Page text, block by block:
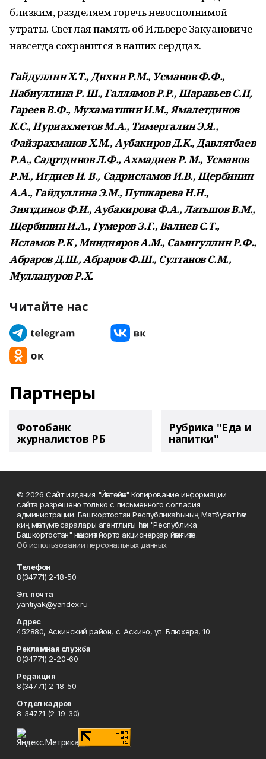
близким, разделяем горечь невосполнимой
утраты. Светлая память об Ильвере Закуановиче
навсегда сохранится в наших сердцах.
Гайдуллин Х.Т., Дихин Р.М., Усманов Ф.Ф.,
Набиуллина Р. Ш., Галлямов Р.Р., Шаравьев С.П,
Гареев В.Ф., Мухаматшин И.М., Ямалетдинов
К.С., Нуриахметов М.А., Тимергалин Э.Я.,
Файзрахманов Х.М., Аубакиров Д.К., Давлятбаев
Р.А., Садртдинов Л.Ф., Ахмадиев Р. М., Усманов
Р.М., Игдиев И. В., Садрисламов И.В., Щербинин
А.А., Гайдуллина Э.М., Пушкарева Н.Н.,
Зиятдинов Ф.И., Аубакирова Ф.А., Латыпов В.М.,
Щербинин И.А., Гумеров З.Г., Валиев С.Т.,
Исламов Р.К , Миндияров А.М., Самигуллин Р.Ф.,
Абраров Д.Ш., Абраров Ф.Ш., Султанов С.М.,
Муллануров Р.Х.
Читайте нас
Партнеры
Фотобанк
журналистов РБ
Рубрика "Еда и
напитки"
© 2026 Сайт издания "Йәнтөйәк" Копирование информации
сайта разрешено только с письменного согласия
администрации. Башҡортостан Республикаһының Матбуғат һәм
киң мәғлүмәт саралары агентлығы һәм "Республика
Башкортостан" нәшриәт йорто акционерҙар йәмғиәте.
Об использовании персональных данных
Телефон
8(34771) 2-18-50
Эл. почта
yantiyak@yandex.ru
Адрес
452880, Аскинский район, с. Аскино, ул. Блюхера, 10
Рекламная служба
8(34771) 2-20-60
Редакция
8(34771) 2-18-50
Отдел кадров
8-34771 (2-19-30)